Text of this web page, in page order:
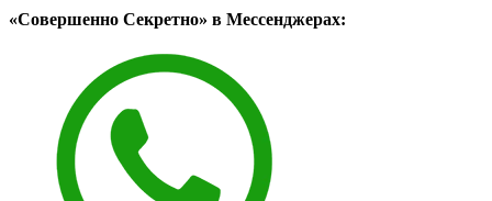
«Совершенно Секретно» в Мессенджерах: